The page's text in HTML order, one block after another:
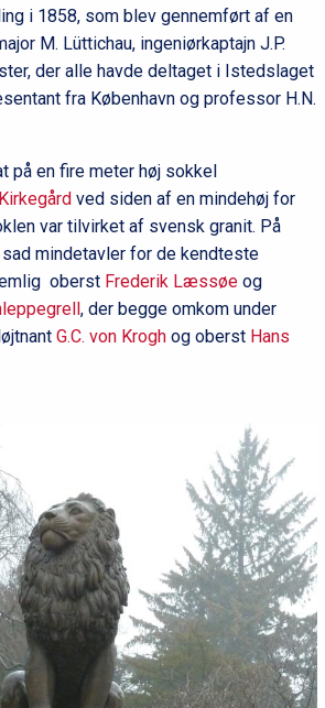
i 1858, som blev gennemført af en
M. Lüttichau, ingeniørkaptajn J.P.
der alle havde deltaget i Istedslaget
fra København og professor H.N.
på en fire meter høj sokkel
ved siden af en mindehøj for
var tilvirket af svensk granit. På
mindetavler for de kendteste
oberst Frederik Læssøeog
, der begge omkom under
G.C. von Kroghog oberst Hans